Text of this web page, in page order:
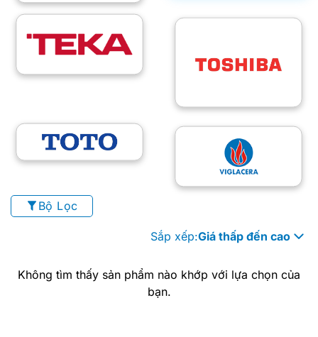
Bộ Lọc
Sắp xếp:Giá thấp đến cao
Không tìm thấy sản phẩm nào khớp với lựa chọn của
bạn.